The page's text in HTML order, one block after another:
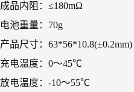
成品内阻：≤180mΩ
电池重量：70g
产品尺寸：63*56*10.8(±0.2mm)
充电温度：0～45℃
放电温度：-10～55℃